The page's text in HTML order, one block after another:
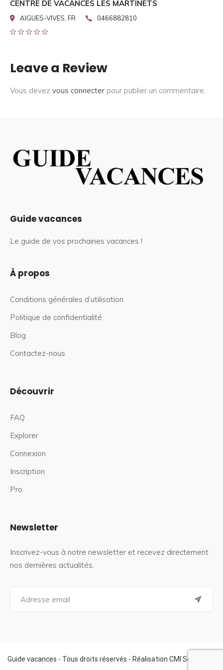
CENTRE DE VACANCES LES MARTINETS
AIGUES-VIVES, FR 0466882810
Leave a Review
Vous devez vous connecter pour publier un commentaire.
Guide vacances
Le guide de vos prochaines vacances !
À propos
Conditions générales d’utilisation
Politique de confidentialité
Blog
Contactez-nous
Découvrir
FAQ
Explorer
Connexion
Inscription
Pro
Newsletter
Inscrivez-vous à notre newsletter et recevez directement
nos dernières actualités.
a
f
o
Guide vacances - Tous droits réservés - Réalisation CMI Services